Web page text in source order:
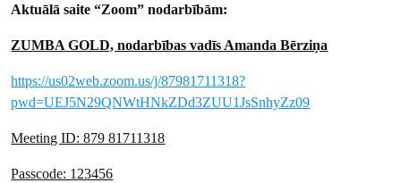
Aktuālā saite “Zoom” nodarbībām:
ZUMBA GOLD, nodarbības vadīs Amanda Bērziņa
https://us02web.zoom.us/j/87981711318?
pwd=UEJ5N29QNWtHNkZDd3ZUU1JsSnhyZz09
Meeting ID: 879 81711318
Passcode: 123456